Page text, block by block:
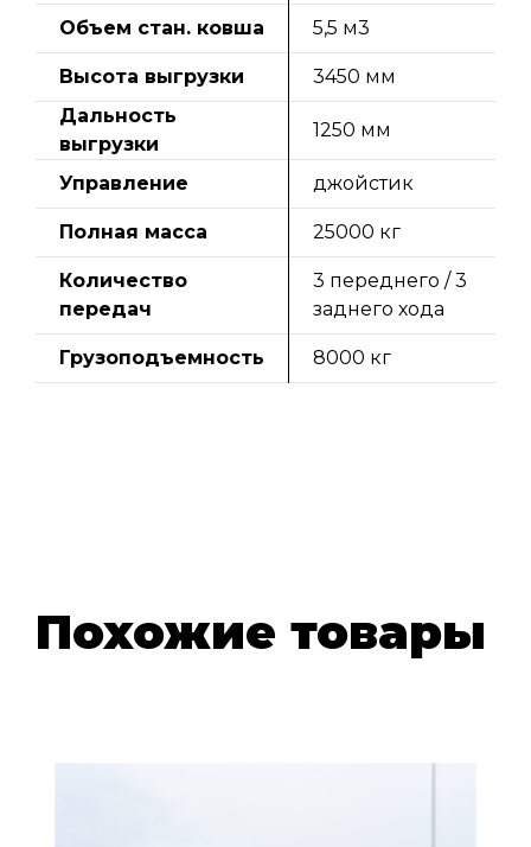
Объем стан. ковша 5,5 м3
Высота выгрузки
3450 мм
Дальность
выгрузки
1250 мм
Управление джойстик
Полная масса 25000 кг
Количество
передач
3 переднего / 3
заднего хода
Грузоподъемность 8000 кг
Похожие товары